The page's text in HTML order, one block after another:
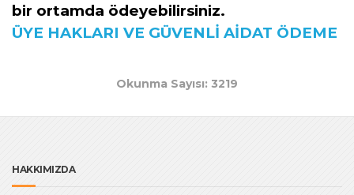
bir ortamda ödeyebilirsiniz.
ÜYE HAKLARI VE GÜVENLİ AİDAT ÖDEME
Okunma Sayısı: 3219
HAKKIMIZDA